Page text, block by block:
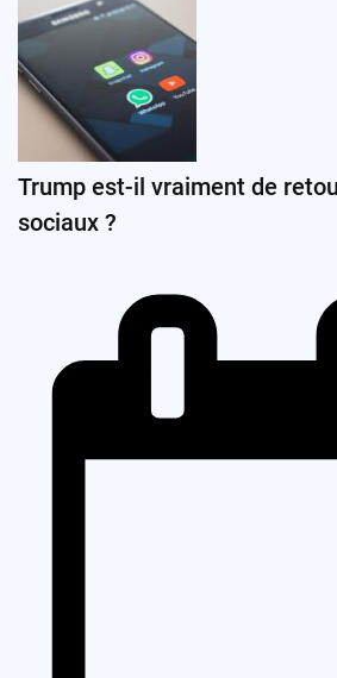
Trump est-il vraiment de
sociaux ?